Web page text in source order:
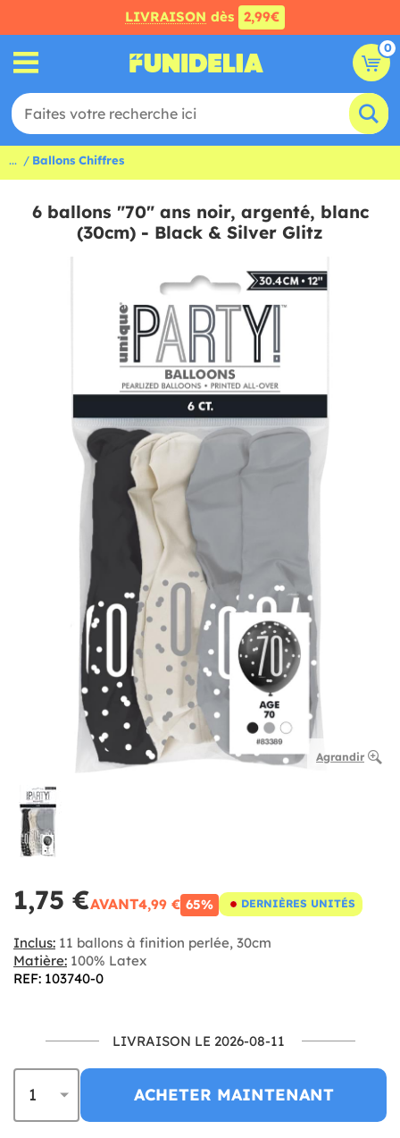
LIVRAISON dès 2,99€
0
... Ballons Chiffres
6 ballons "70" ans noir, argenté, blanc
(30cm) - Black & Silver Glitz
Agrandir
1,75 €AVANT4,99 € 65% DERNIÈRES UNITÉS
Inclus: 11 ballons à finition perlée, 30cm
Matière: 100% Latex
REF: 103740-0
LIVRAISON LE 2026-08-11
ACHETER MAINTENANT